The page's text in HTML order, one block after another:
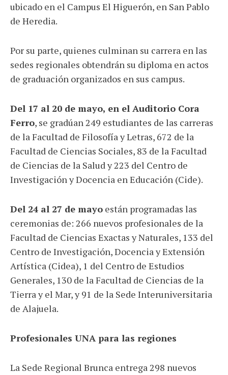
ubicado en el Campus El Higuerón, en San Pablo
de Heredia.
Por su parte, quienes culminan su carrera en las
sedes regionales obtendrán su diploma en actos
de graduación organizados en sus campus.
Del 17 al 20 de mayo, en el Auditorio Cora
Ferro, se gradúan 249 estudiantes de las carreras
de la Facultad de Filosofía y Letras, 672 de la
Facultad de Ciencias Sociales, 83 de la Facultad
de Ciencias de la Salud y 223 del Centro de
Investigación y Docencia en Educación (Cide).
Del 24 al 27 de mayo están programadas las
ceremonias de: 266 nuevos profesionales de la
Facultad de Ciencias Exactas y Naturales, 133 del
Centro de Investigación, Docencia y Extensión
Artística (Cidea), 1 del Centro de Estudios
Generales, 130 de la Facultad de Ciencias de la
Tierra y el Mar, y 91 de la Sede Interuniversitaria
de Alajuela.
Profesionales UNA para las regiones
La Sede Regional Brunca entrega 298 nuevos